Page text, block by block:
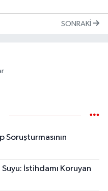
SONRAKI
Soruşturmasının
İstihdamı Koruyan